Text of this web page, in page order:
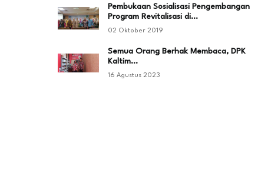
Pembukaan Sosialisasi Pengembangan
Program Revitalisasi di…
02 Oktober 2019
Semua Orang Berhak Membaca, DPK
Kaltim…
16 Agustus 2023